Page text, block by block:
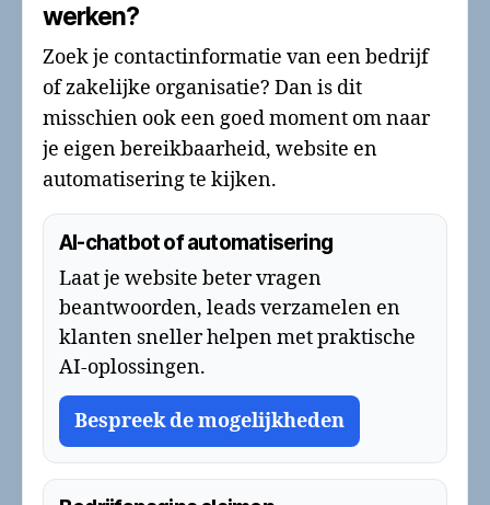
werken?
Zoek je contactinformatie van een bedrijf
of zakelijke organisatie? Dan is dit
misschien ook een goed moment om naar
je eigen bereikbaarheid, website en
automatisering te kijken.
AI-chatbot of automatisering
Laat je website beter vragen
beantwoorden, leads verzamelen en
klanten sneller helpen met praktische
AI-oplossingen.
Bespreek de mogelijkheden